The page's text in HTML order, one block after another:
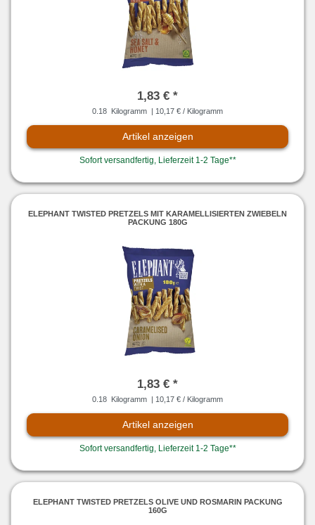
1,83 € *
0.18 Kilogramm | 10,17 € / Kilogramm
Artikel anzeigen
Sofort versandfertig, Lieferzeit 1-2 Tage**
ELEPHANT TWISTED PRETZELS MIT KARAMELLISIERTEN ZWIEBELN
PACKUNG 180G
1,83 € *
0.18 Kilogramm | 10,17 € / Kilogramm
Artikel anzeigen
Sofort versandfertig, Lieferzeit 1-2 Tage**
ELEPHANT TWISTED PRETZELS OLIVE UND ROSMARIN PACKUNG
160G